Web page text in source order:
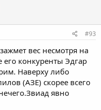
#93
вес несмотря на
его конкуренты Эдгар
Наверху либо
(АЗЕ) скорее всего
явно